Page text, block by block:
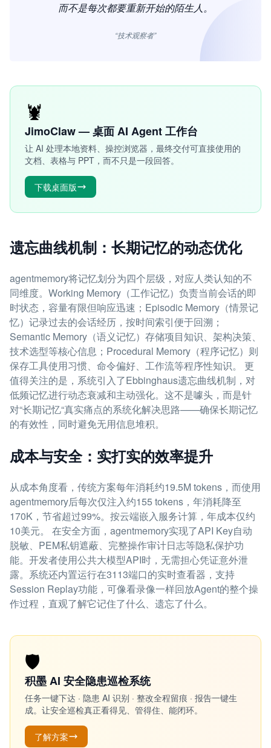
而不是每次都要重新开始的陌生人。
“技术观察者”
🦞
JimoClaw — 桌面 AI Agent 工作台
让 AI 处理本地资料、操控浏览器，最终交付可直接使用的
文档、表格与 PPT，而不只是一段回答。
下载桌面版
遗忘曲线机制：长期记忆的动态优化
agentmemory将记忆划分为四个层级，对应人类认知的不
同维度。Working Memory（工作记忆）负责当前会话的即
时状态，容量有限但响应迅速；Episodic Memory（情景记
忆）记录过去的会话经历，按时间索引便于回溯；
Semantic Memory（语义记忆）存储项目知识、架构决策、
技术选型等核心信息；Procedural Memory（程序记忆）则
保存工具使用习惯、命令偏好、工作流等程序性知识。 更
值得关注的是，系统引入了Ebbinghaus遗忘曲线机制，对
低频记忆进行动态衰减和主动强化。这不是噱头，而是针
对“长期记忆“真实痛点的系统化解决思路——确保长期记忆
的有效性，同时避免无用信息堆积。
成本与安全：实打实的效率提升
从成本角度看，传统方案每年消耗约19.5M tokens，而使用
agentmemory后每次仅注入约155 tokens，年消耗降至
170K，节省超过99%。按云端嵌入服务计算，年成本仅约
10美元。 在安全方面，agentmemory实现了API Key自动
脱敏、PEM私钥遮蔽、完整操作审计日志等隐私保护功
能。开发者使用公共大模型API时，无需担心凭证意外泄
露。系统还内置运行在3113端口的实时查看器，支持
Session Replay功能，可像看录像一样回放Agent的整个操
作过程，直观了解它记住了什么、遗忘了什么。
🛡️
积墨 AI 安全隐患巡检系统
任务一键下达 · 隐患 AI 识别 · 整改全程留痕 · 报告一键生
成。让安全巡检真正看得见、管得住、能闭环。
了解方案